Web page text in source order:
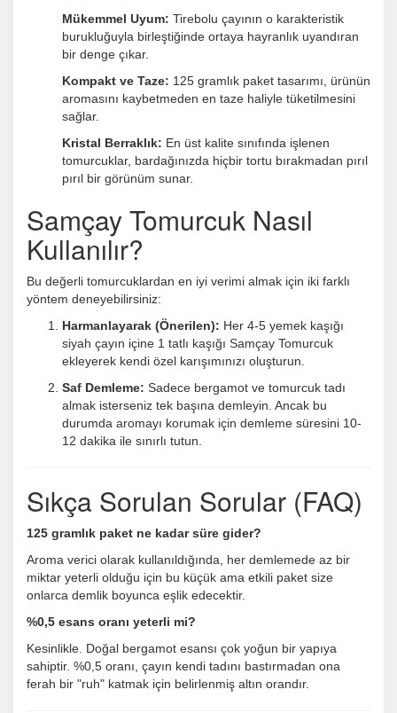
Mükemmel Uyum: Tirebolu çayının o karakteristik
burukluğuyla birleştiğinde ortaya hayranlık uyandıran
bir denge çıkar.
Kompakt ve Taze: 125 gramlık paket tasarımı, ürünün
aromasını kaybetmeden en taze haliyle tüketilmesini
sağlar.
Kristal Berraklık: En üst kalite sınıfında işlenen
tomurcuklar, bardağınızda hiçbir tortu bırakmadan pırıl
pırıl bir görünüm sunar.
Samçay Tomurcuk Nasıl
Kullanılır?
Bu değerli tomurcuklardan en iyi verimi almak için iki farklı
yöntem deneyebilirsiniz:
Harmanlayarak (Önerilen): Her 4-5 yemek kaşığı
siyah çayın içine 1 tatlı kaşığı Samçay Tomurcuk
ekleyerek kendi özel karışımınızı oluşturun.
Saf Demleme: Sadece bergamot ve tomurcuk tadı
almak isterseniz tek başına demleyin. Ancak bu
durumda aromayı korumak için demleme süresini 10-
12 dakika ile sınırlı tutun.
Sıkça Sorulan Sorular (FAQ)
125 gramlık paket ne kadar süre gider?
Aroma verici olarak kullanıldığında, her demlemede az bir
miktar yeterli olduğu için bu küçük ama etkili paket size
onlarca demlik boyunca eşlik edecektir.
%0,5 esans oranı yeterli mi?
Kesinlikle. Doğal bergamot esansı çok yoğun bir yapıya
sahiptir. %0,5 oranı, çayın kendi tadını bastırmadan ona
ferah bir "ruh" katmak için belirlenmiş altın orandır.